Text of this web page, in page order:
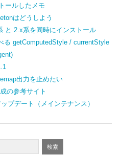
ールしたメモ
はどうしよう
と 2.x系を同時にインストール
る getComputedStyle / currentStyle
出力を止めたい
の参考サイト
プデート（メインテナンス）